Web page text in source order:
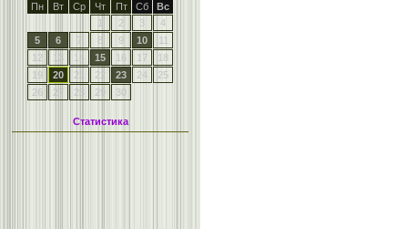
Пн
Вт Ср Чт Пт Сб
Вс
1
2 3
4
5
6 7 8 9 10
11
12
13 14 15 16 17
18
19
20 21 22 23 24
25
26
27 28 29 30
Статистика